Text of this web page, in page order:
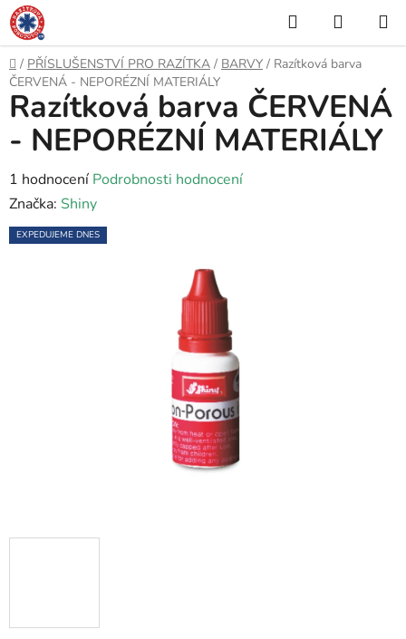
Přejít
na
obsah
Hledat
KOŠÍK
Domů
/ PŘÍSLUŠENSTVÍ PRO RAZÍTKA / BARVY / Razítková barva
ČERVENÁ - NEPORÉZNÍ MATERIÁLY
Razítková barva ČERVENÁ
- NEPORÉZNÍ MATERIÁLY
Průměrné
hodnocení
produktu
1 hodnocení Podrobnosti hodnocení
Značka: Shiny
EXPEDUJEME DNES